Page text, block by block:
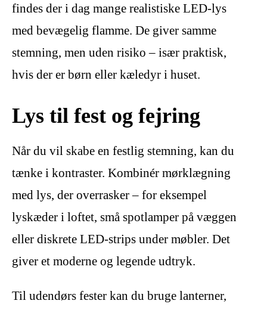
findes der i dag mange realistiske LED-lys
med bevægelig flamme. De giver samme
stemning, men uden risiko – især praktisk,
hvis der er børn eller kæledyr i huset.
Lys til fest og fejring
Når du vil skabe en festlig stemning, kan du
tænke i kontraster. Kombinér mørklægning
med lys, der overrasker – for eksempel
lyskæder i loftet, små spotlamper på væggen
eller diskrete LED-strips under møbler. Det
giver et moderne og legende udtryk.
Til udendørs fester kan du bruge lanterner,